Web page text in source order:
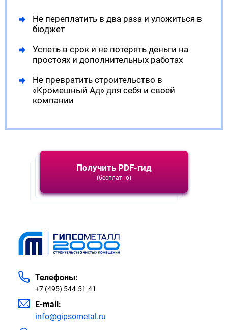
Не переплатить в два раза и уложиться в
бюджет
Успеть в срок и не потерять деньги на
простоях и дополнительных работах
Не превратить строительство в
«Кромешный Ад» для себя и своей
компании
Получить PDF-гид
(бесплатно)
Телефоны:
+7 (495) 544-51-41
E-mail:
info@gipsometal.ru